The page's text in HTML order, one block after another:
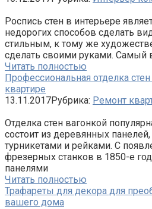
Роспись стен в интерьере
недорогих способов сделать
стильным, к тому же
сделать своими руками. Самый
Читать полностью
Профессиональная отделка
квартире
13.11.2017Рубрика: Ремонт
Отделка стен вагонкой
состоит из деревянных
турникетами и рейками. С
фрезерных станков в 1850-е
панелями
Читать полностью
Трафареты для декора для
вашего дома